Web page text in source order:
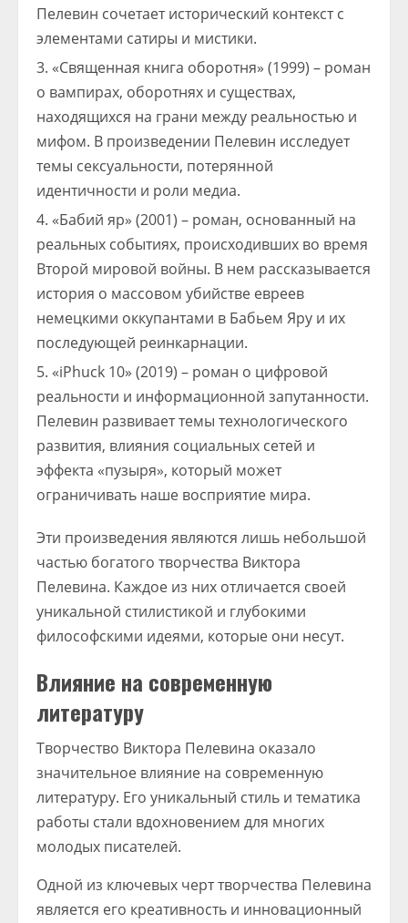
Пелевин сочетает исторический контекст с
элементами сатиры и мистики.
«Священная книга оборотня» (1999) – роман
о вампирах, оборотнях и существах,
находящихся на грани между реальностью и
мифом. В произведении Пелевин исследует
темы сексуальности, потерянной
идентичности и роли медиа.
«Бабий яр» (2001) – роман, основанный на
реальных событиях, происходивших во время
Второй мировой войны. В нем рассказывается
история о массовом убийстве евреев
немецкими оккупантами в Бабьем Яру и их
последующей реинкарнации.
«iPhuck 10» (2019) – роман о цифровой
реальности и информационной запутанности.
Пелевин развивает темы технологического
развития, влияния социальных сетей и
эффекта «пузыря», который может
ограничивать наше восприятие мира.
Эти произведения являются лишь небольшой
частью богатого творчества Виктора
Пелевина. Каждое из них отличается своей
уникальной стилистикой и глубокими
философскими идеями, которые они несут.
Влияние на современную
литературу
Творчество Виктора Пелевина оказало
значительное влияние на современную
литературу. Его уникальный стиль и тематика
работы стали вдохновением для многих
молодых писателей.
Одной из ключевых черт творчества Пелевина
является его креативность и инновационный